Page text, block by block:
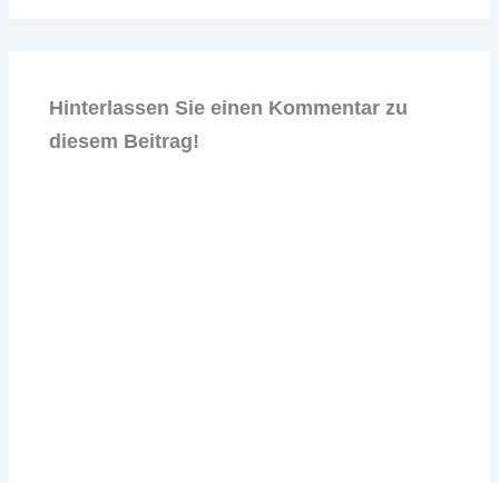
Hinterlassen Sie einen Kommentar zu
diesem Beitrag!